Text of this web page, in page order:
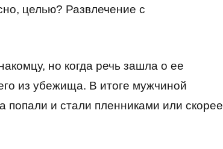
целью? Развлечение с
но когда речь зашла о ее
из убежища. В итоге мужчиной
и стали пленниками или скорее